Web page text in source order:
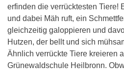
erfinden die verrücktesten Tiere!
und dabei Mäh ruft, ein
gleichzeitig galoppieren und
Hutzen, der bellt und sich
Ähnlich verrückte Tiere kreieren
Grünewaldschule Heilbronn.